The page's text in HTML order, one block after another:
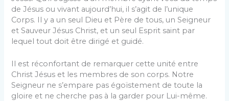
de Jésus ou vivant aujourd’hui, il s’agit de l’unique
Corps. Il y a un seul Dieu et Père de tous, un Seigneur
et Sauveur Jésus Christ, et un seul Esprit saint par
lequel tout doit être dirigé et guidé.
Il est réconfortant de remarquer cette unité entre
Christ Jésus et les membres de son corps. Notre
Seigneur ne s’empare pas égoïstement de toute la
gloire et ne cherche pas à la garder pour Lui-même.